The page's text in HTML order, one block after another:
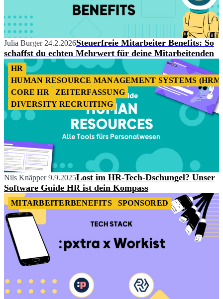
Julia Burger 24.2.2026Steuerfreie Mitarbeiter Benefits: So
schaffst du echten Mehrwert für deine Mitarbeitenden
HR
HUMAN RESOURCE MANAGEMENT SYSTEMS
CORE HR
ZEITERFASSUNG
DIVERSITY RECRUITING
Nils Knäpper 9.9.2025Lost im HR-Tech-Dschungel? Unser
Software Guide HR ist dein Kompass
MITARBEITERBENEFITS SPONSORED